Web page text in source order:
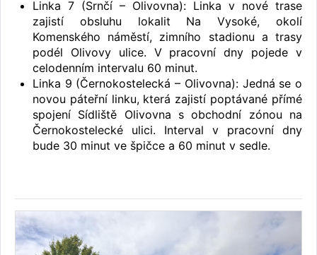
Linka 7 (Srnčí – Olivovna): Linka v nové trase
zajistí obsluhu lokalit Na Vysoké, okolí
Komenského náměstí, zimního stadionu a trasy
podél Olivovy ulice. V pracovní dny pojede v
celodenním intervalu 60 minut.
Linka 9 (Černokostelecká – Olivovna): Jedná se o
novou páteřní linku, která zajistí poptávané přímé
spojení Sídliště Olivovna s obchodní zónou na
Černokostelecké ulici. Interval v pracovní dny
bude 30 minut ve špičce a 60 minut v sedle.